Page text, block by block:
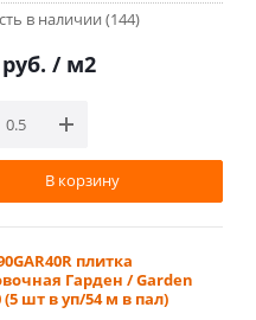
в наличии (144)
/ м2
В корзину
плитка
Гарден / Garden
(5 шт в уп/54 м в пал)